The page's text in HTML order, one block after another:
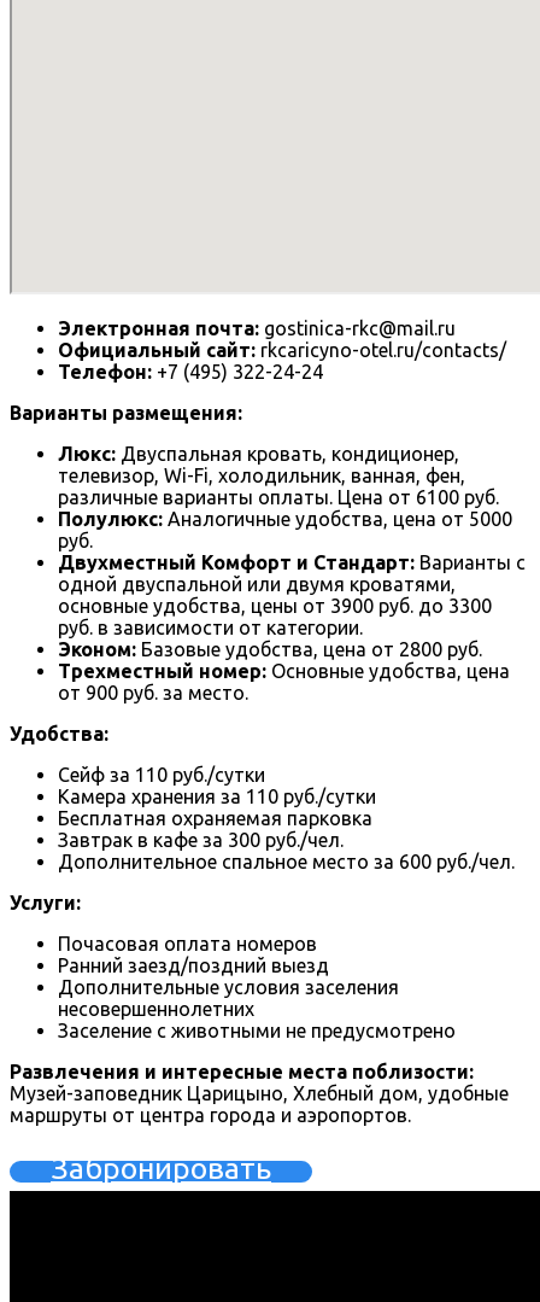
Электронная почта: gostinica-rkc@mail.ru
Официальный сайт: rkcaricyno-otel.ru/contacts/
Телефон: +7 (495) 322-24-24
Варианты размещения:
Люкс: Двуспальная кровать, кондиционер,
телевизор, Wi-Fi, холодильник, ванная, фен,
различные варианты оплаты. Цена от 6100 руб.
Полулюкс: Аналогичные удобства, цена от 5000
руб.
Двухместный Комфорт и Стандарт: Варианты с
одной двуспальной или двумя кроватями,
основные удобства, цены от 3900 руб. до 3300
руб. в зависимости от категории.
Эконом: Базовые удобства, цена от 2800 руб.
Трехместный номер: Основные удобства, цена
от 900 руб. за место.
Удобства:
Сейф за 110 руб./сутки
Камера хранения за 110 руб./сутки
Бесплатная охраняемая парковка
Завтрак в кафе за 300 руб./чел.
Дополнительное спальное место за 600 руб./чел.
Услуги:
Почасовая оплата номеров
Ранний заезд/поздний выезд
Дополнительные условия заселения
несовершеннолетних
Заселение с животными не предусмотрено
Развлечения и интересные места поблизости:
Музей-заповедник Царицыно, Хлебный дом, удобные
маршруты от центра города и аэропортов.
Забронировать